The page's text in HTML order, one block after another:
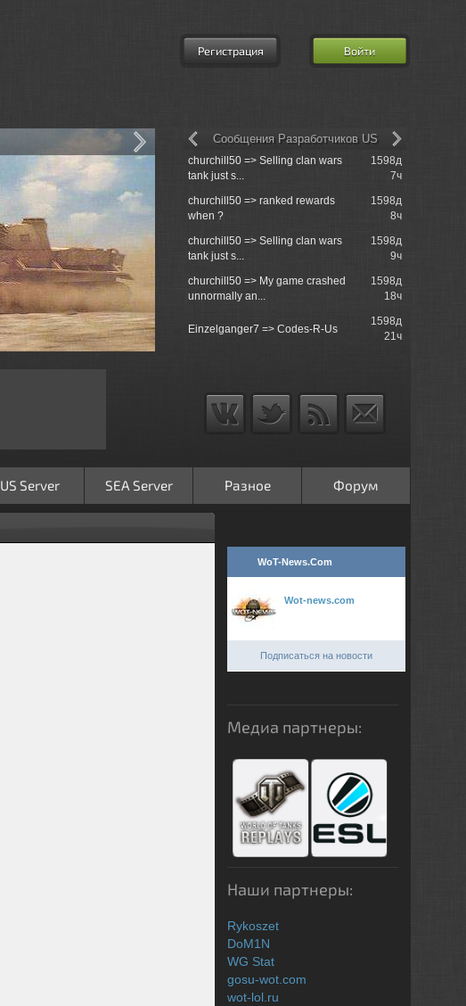
Регистрация Войти
churchill50 => Selling clan wars
tank just s...
1598д
7ч
churchill50 => ranked rewards
when ?
1598д
8ч
churchill50 => Selling clan wars
tank just s...
1598д
9ч
churchill50 => My game crashed
unnormally an...
1598д
18ч
Einzelganger7 => Codes-R-Us
1598д
21ч
Сообщения Разработчиков US
US Server SEA Server Разное Форум
WoT-News.Com
Wot-news.com
Подписаться на новости
Медиа партнеры:
Наши партнеры:
Rykoszet
DoM1N
WG Stat
gosu-wot.com
wot-lol.ru